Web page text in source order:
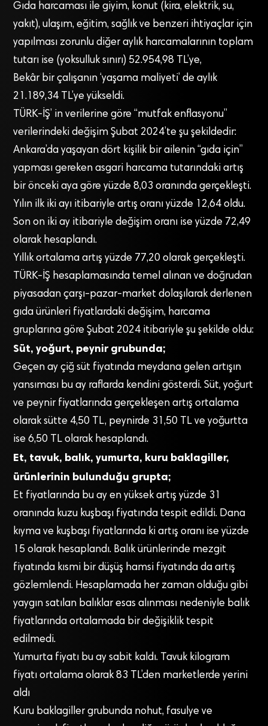
Gıda harcaması ile giyim, konut (kira, elektrik, su,
yakıt), ulaşım, eğitim, sağlık ve benzeri ihtiyaçlar için
yapılması zorunlu diğer aylık harcamalarının toplam
tutarı ise (yoksulluk sınırı) 52.954,98 TL’ye,
Bekâr bir çalışanın ‘yaşama maliyeti’ de aylık
21.189,34 TL’ye yükseldi.
TÜRK-İŞ’ in verilerine göre “mutfak enflasyonu”
verilerindeki değişim Şubat 2024’te şu şekildedir:
Ankara’da yaşayan dört kişilik bir ailenin “gıda için”
yapması gereken asgari harcama tutarındaki artış
bir önceki aya göre yüzde 8,03 oranında gerçekleşti.
Yılın ilk iki ayı itibariyle artış oranı yüzde 12,64 oldu.
Son on iki ay itibariyle değişim oranı ise yüzde 72,49
olarak hesaplandı.
Yıllık ortalama artış yüzde 77,20 olarak gerçekleşti.
TÜRK-İŞ hesaplamasında temel alınan ve doğrudan
piyasadan çarşı-pazar-market dolaşılarak derlenen
gıda ürünleri fiyatlardaki değişim, harcama
gruplarına göre Şubat 2024 itibariyle şu şekilde oldu:
Süt, yoğurt, peynir grubunda;
Geçen ay çiğ süt fiyatında meydana gelen artışın
yansıması bu ay raflarda kendini gösterdi. Süt, yoğurt
ve peynir fiyatlarında gerçekleşen artış ortalama
olarak sütte 4,50 TL, peynirde 31,50 TL ve yoğurtta
ise 6,50 TL olarak hesaplandı.
Et, tavuk, balık, yumurta, kuru baklagiller,
ürünlerinin bulunduğu grupta;
Et fiyatlarında bu ay en yüksek artış yüzde 31
oranında kuzu kuşbaşı fiyatında tespit edildi. Dana
kıyma ve kuşbaşı fiyatlarında ki artış oranı ise yüzde
15 olarak hesaplandı. Balık ürünlerinde mezgit
fiyatında kısmi bir düşüş hamsi fiyatında da artış
gözlemlendi. Hesaplamada her zaman olduğu gibi
yaygın satılan balıklar esas alınması nedeniyle balık
fiyatlarında ortalamada bir değişiklik tespit
edilmedi.
Yumurta fiyatı bu ay sabit kaldı. Tavuk kilogram
fiyatı ortalama olarak 83 TL’den marketlerde yerini
aldı
Kuru baklagiller grubunda nohut, fasulye ve